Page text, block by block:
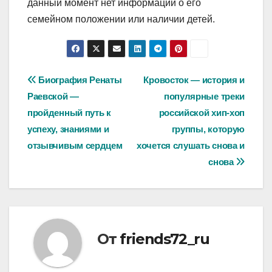
данный момент нет информации о его
семейном положении или наличии детей.
Навигация
по
записям
Кровосток — история и
популярные треки
российской хип-хоп
группы, которую
хочется слушать снова и
снова
Биография Ренаты
Раевской —
пройденный путь к
успеху, знаниями и
отзывчивым сердцем
От friends72_ru